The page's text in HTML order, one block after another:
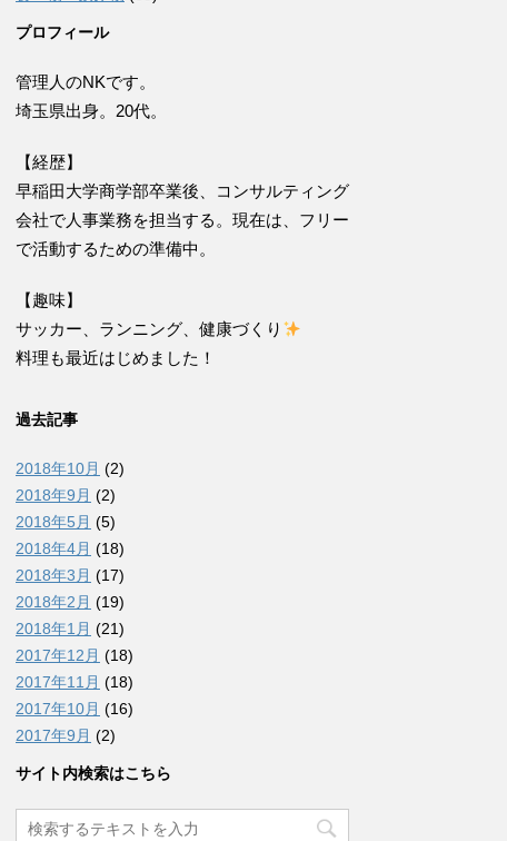
プロフィール
管理人のNKです。
埼玉県出身。20代。
【経歴】
早稲田大学商学部卒業後、コンサルティング
会社で人事業務を担当する。現在は、フリー
で活動するための準備中。
【趣味】
サッカー、ランニング、健康づくり
料理も最近はじめました！
過去記事
2018年10月 (2)
2018年9月 (2)
2018年5月 (5)
2018年4月 (18)
2018年3月 (17)
2018年2月 (19)
2018年1月 (21)
2017年12月 (18)
2017年11月 (18)
2017年10月 (16)
2017年9月 (2)
サイト内検索はこちら